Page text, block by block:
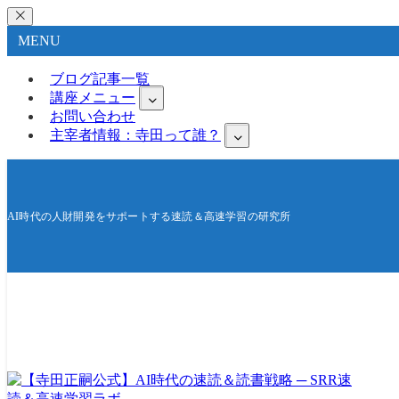
MENU
ブログ記事一覧
講座メニュー
お問い合わせ
主宰者情報：寺田って誰？
AI時代の人財開発をサポートする速読＆高速学習の研究所